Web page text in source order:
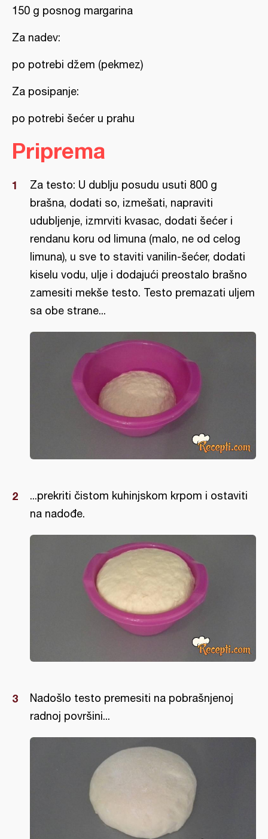
150 g posnog margarina
Za nadev:
po potrebi džem (pekmez)
Za posipanje:
po potrebi šećer u prahu
Priprema
Za testo: U dublju posudu usuti 800 g
brašna, dodati so, izmešati, napraviti
udubljenje, izmrviti kvasac, dodati šećer i
rendanu koru od limuna (malo, ne od celog
limuna), u sve to staviti vanilin-šećer, dodati
kiselu vodu, ulje i dodajući preostalo brašno
zamesiti mekše testo. Testo premazati uljem
sa obe strane...
...prekriti čistom kuhinjskom krpom i ostaviti
na nadođe.
Nadošlo testo premesiti na pobrašnjenoj
radnoj površini...